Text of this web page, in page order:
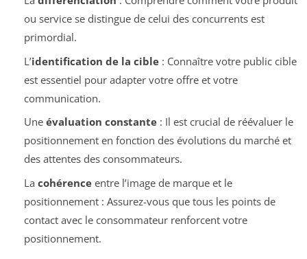
ou service se distingue de celui des concurrents est
primordial.
L’identification de la cible: Connaître votre public cible
est essentiel pour adapter votre offre et votre
communication.
Une évaluation constante: Il est crucial de réévaluer le
positionnement en fonction des évolutions du marché et
des attentes des consommateurs.
La cohérenceentre l’image de marque et le
positionnement : Assurez-vous que tous les points de
contact avec le consommateur renforcent votre
positionnement.